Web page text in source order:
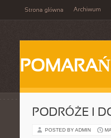
Strona główna Archiwum
PODRÓŻE I
POSTED BY ADMIN